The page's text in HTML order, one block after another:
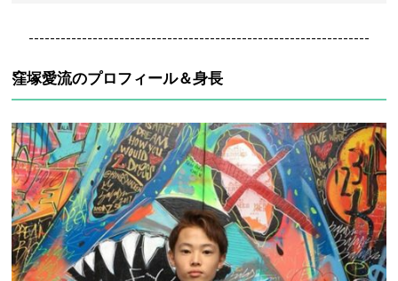
----------------------------------------------------------------
窪塚愛流のプロフィール＆身長